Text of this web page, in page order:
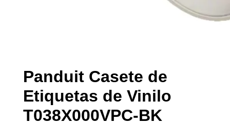
Panduit Casete de
Etiquetas de Vinilo
T038X000VPC-BK